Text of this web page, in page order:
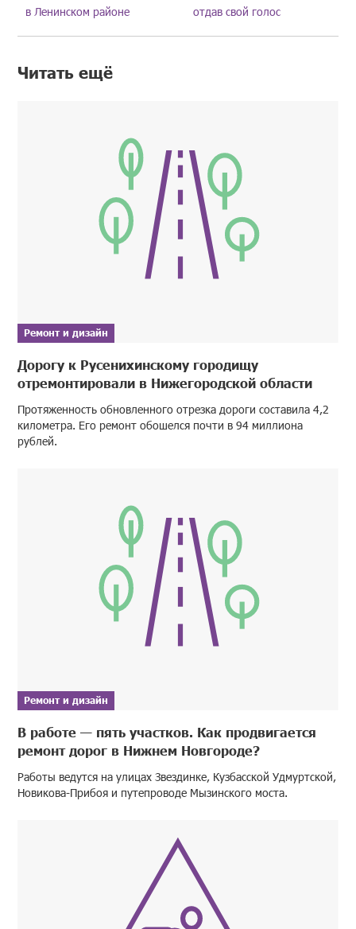
в Ленинском районе отдав свой голос
Читать ещё
Ремонт и дизайн
Дорогу к Русенихинскому городищу
отремонтировали в Нижегородской области
Протяженность обновленного отрезка дороги составила 4,2
километра. Его ремонт обошелся почти в 94 миллиона
рублей.
Ремонт и дизайн
В работе — пять участков. Как продвигается
ремонт дорог в Нижнем Новгороде?
Работы ведутся на улицах Звездинке, Кузбасской Удмуртской,
Новикова-Прибоя и путепроводе Мызинского моста.